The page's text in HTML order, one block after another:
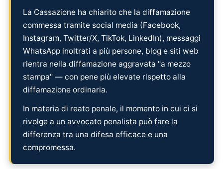
La Cassazione ha chiarito che la diffamazione
commessa tramite social media (Facebook,
Instagram, Twitter/X, TikTok, LinkedIn), messaggi
WhatsApp inoltrati a più persone, blog e siti web
rientra nella diffamazione aggravata "a mezzo
stampa" — con pene più elevate rispetto alla
diffamazione ordinaria.
In materia di reato penale, il momento in cui ci si
rivolge a un avvocato penalista può fare la
differenza tra una difesa efficace e una
compromessa.